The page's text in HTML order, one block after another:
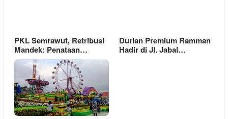
PKL Semrawut, Retribusi
Mandek: Penataan…
Durian Premium Ramman
Hadir di Jl. Jabal…